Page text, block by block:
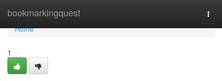
bookmarkingquest
Home
Home
1